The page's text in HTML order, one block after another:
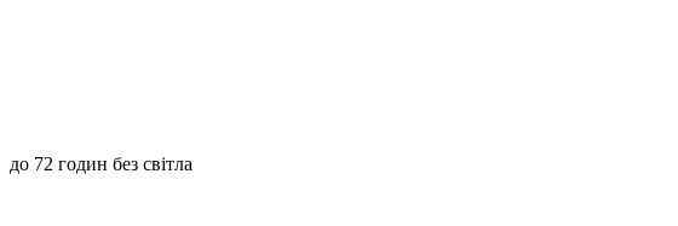
до 72 годин без світла